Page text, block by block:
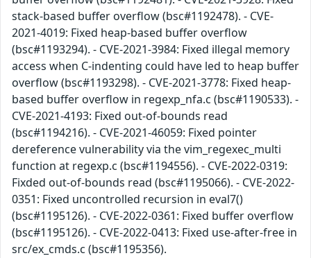
stack-based buffer overflow (bsc#1192478). - CVE-
2021-4019: Fixed heap-based buffer overflow
(bsc#1193294). - CVE-2021-3984: Fixed illegal memory
access when C-indenting could have led to heap buffer
overflow (bsc#1193298). - CVE-2021-3778: Fixed heap-
based buffer overflow in regexp_nfa.c (bsc#1190533). -
CVE-2021-4193: Fixed out-of-bounds read
(bsc#1194216). - CVE-2021-46059: Fixed pointer
dereference vulnerability via the vim_regexec_multi
function at regexp.c (bsc#1194556). - CVE-2022-0319:
Fixded out-of-bounds read (bsc#1195066). - CVE-2022-
0351: Fixed uncontrolled recursion in eval7()
(bsc#1195126). - CVE-2022-0361: Fixed buffer overflow
(bsc#1195126). - CVE-2022-0413: Fixed use-after-free in
src/ex_cmds.c (bsc#1195356).